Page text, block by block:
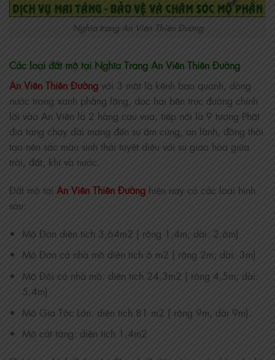
Nghĩa trang An Viên Thiên Đường
Các loại đất mộ tại Nghĩa Trang An Viên Thiên Đường
An Viên Thiên Đường với 3 mặt là kênh bao quanh, dòng
nước trong xanh phẳng lặng, dọc hai bên trục đường chính
lối vào An Viên là 2 hàng cau vua, tiếp nối là 9 tượng Phật
địa tạng chạy dài mang đến sự ấm cúng, an lành, đồng thời
tạo nên sắc màu sinh thái tuyệt diệu với sự giao hòa giữa
trời, đất, khí và nước.
Đất mộ tại An Viên Thiên Đường hiện nay có các loại hình
sau:
Mộ Đơn diện tích 3,64m2 ( rộng 1,4m; dài: 2,6m)
Mộ Đơn có nhà mồ diện tích 6 m2 ( rộng 2m; dài: 3m)
Mộ Đôi có nhà mồ: diện tích 24,3m2 ( rộng 4,5m; dài:
5,4m)
Mộ Gia Tộc Lớn: diện tích 81 m2 ( rộng 9m, dài 9m).
Mộ cát táng: diện tích 1,4m2